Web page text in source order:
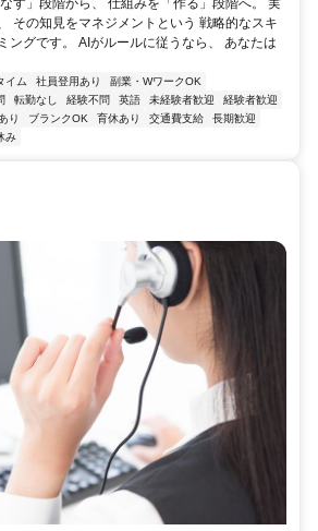
す」段階から、 仕組みを「作る」段階へ。 実
その知見をマネジメントという 戦略的なスキ
ングです。 AIがルールに従うなら、 あなたは
イム 社員登用あり
副業・WワークOK
転勤なし 経験不問 英語 未経験者歓迎
経験者歓迎
り ブランクOK 育休あり 交通費支給
長期歓迎
み